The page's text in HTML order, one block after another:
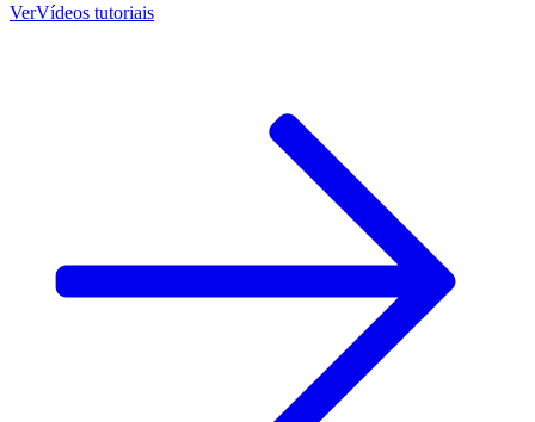
VerVídeos tutoriais